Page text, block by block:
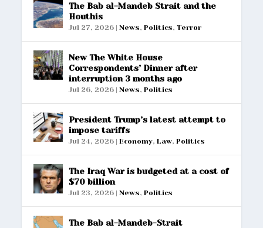
The Bab al-Mandeb Strait and the
Houthis
Jul 27, 2026 |News,Politics,Terror
New The White House
Correspondents’ Dinner after
interruption 3 months ago
Jul 26, 2026 |News,Politics
President Trump’s latest attempt to
impose tariffs
Jul 24, 2026 |Economy,Law,Politics
The Iraq War is budgeted at a cost of
$70 billion
Jul 23, 2026 |News,Politics
The Bab al-Mandeb-Strait